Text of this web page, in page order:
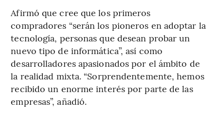
Afirmó que cree que los primeros
compradores “serán los pioneros en adoptar la
tecnología, personas que desean probar un
nuevo tipo de informática”, así como
desarrolladores apasionados por el ámbito de
la realidad mixta. “Sorprendentemente, hemos
recibido un enorme interés por parte de las
empresas”, añadió.